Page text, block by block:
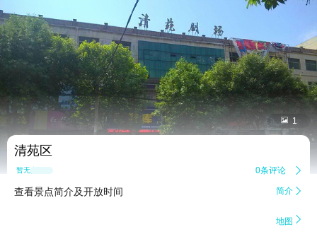
 1
清苑区
暂无点评 0条评论 
查看景点简介及开放时间 简介 
地图 
